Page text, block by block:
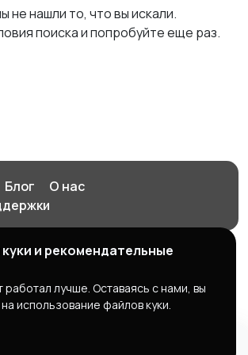
не нашли то, что вы искали.
поиска и попробуйте еще раз.
Блог
О нас
| Недвижимость | Работа |
Е.С ООО "ЦПК" ИНН 5609203278 ОГРН
и рекомендательные
работал лучше. Оставаясь с нами, вы
использование файлов куки.